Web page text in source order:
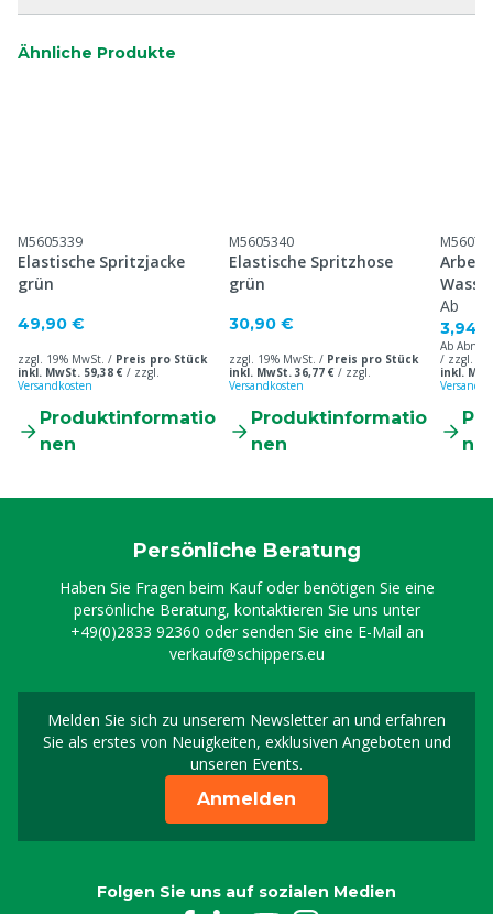
Ähnliche Produkte
M5605339
Elastische Spritzjacke
grün
49,90 €
zzgl. 19% MwSt. / Preis pro Stück
inkl. MwSt. 59,38 € / zzgl.
Versandkosten
Produktinformatio
nen
M5605340
Elastische Spritzhose
grün
30,90 €
zzgl. 19% MwSt. / Preis pro Stück
inkl. MwSt. 36,77 € / zzgl.
Versandkosten
Produktinformatio
nen
Ab
3,94
Ab
/ zzgl.
inkl.
Persönliche Beratung
Haben Sie Fragen beim Kauf oder benötigen Sie eine
persönliche Beratung, kontaktieren Sie uns unter
+49(0)2833 92360 oder senden Sie eine E-Mail an
verkauf@schippers.eu
Melden Sie sich zu unserem Newsletter an und erfahren
Sie als erstes von Neuigkeiten, exklusiven Angeboten und
unseren Events.
Melden Sie sich für
Anmelden
Folgen Sie uns auf sozialen Medien